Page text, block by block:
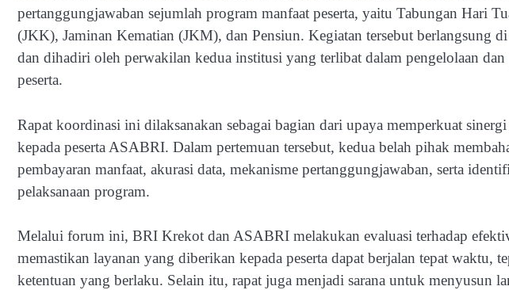
pertanggungjawaban sejumlah program manfaat peserta, yaitu Tabungan Hari
(JKK), Jaminan Kematian (JKM), dan Pensiun. Kegiatan tersebut berlangsung
dan dihadiri oleh perwakilan kedua institusi yang terlibat dalam pengelolaan dan
peserta.
Rapat koordinasi ini dilaksanakan sebagai bagian dari upaya memperkuat
kepada peserta ASABRI. Dalam pertemuan tersebut, kedua belah pihak
pembayaran manfaat, akurasi data, mekanisme pertanggungjawaban, serta
pelaksanaan program.
Melalui forum ini, BRI Krekot dan ASABRI melakukan evaluasi terhadap
memastikan layanan yang diberikan kepada peserta dapat berjalan tepat waktu,
ketentuan yang berlaku. Selain itu, rapat juga menjadi sarana untuk menyusun